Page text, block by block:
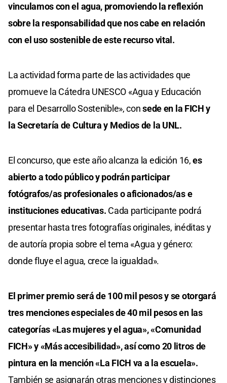
vinculamos con el agua, promoviendo la reflexión
sobre la responsabilidad que nos cabe en relación
con el uso sostenible de este recurso vital.
La actividad forma parte de las actividades que
promueve la Cátedra UNESCO «Agua y Educación
para el Desarrollo Sostenible», consede en la FICH y
la Secretaría de Cultura y Medios de la UNL.
El concurso, que este año alcanza la edición 16,es
abierto a todo público y podrán participar
fotógrafos/as profesionales o aficionados/as e
instituciones educativas. Cada participante podrá
presentar hasta tres fotografías originales, inéditas y
de autoría propia sobre el tema «Agua y género:
donde fluye el agua, crece la igualdad».
El primer premio será de 100 mil pesos y se otorgará
tres menciones especiales de 40 mil pesos en las
categorías «Las mujeres y el agua», «Comunidad
FICH» y «Más accesibilidad», así como 20 litros de
pintura en la mención «La FICH va a la escuela».
También se asignarán otras menciones y distinciones